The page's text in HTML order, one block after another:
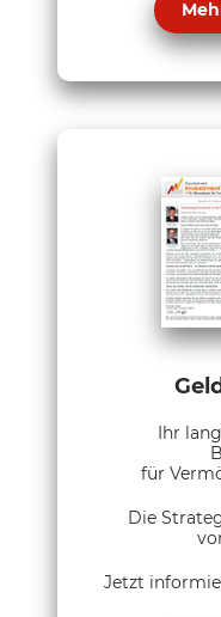
Ihr
für
Die
Jetzt